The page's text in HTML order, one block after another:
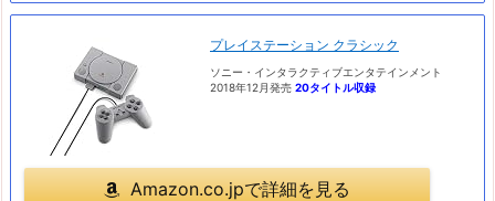
プレイステーション クラシック
ソニー・インタラクティブエンタテインメント
2018年12月発売 20タイトル収録
Amazon.co.jpで詳細を見る